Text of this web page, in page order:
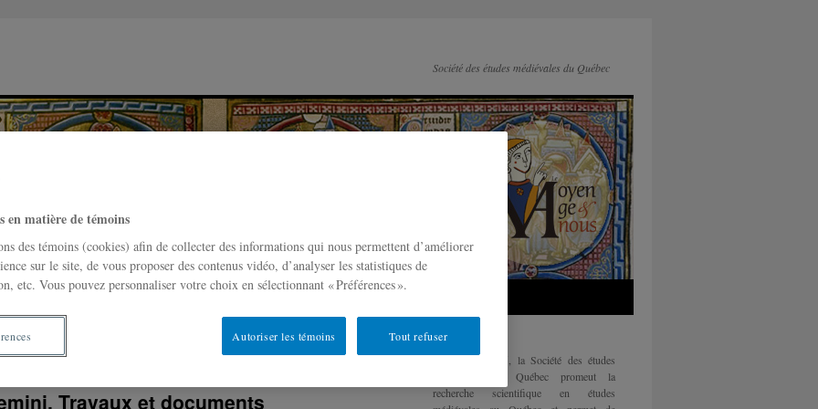
Société des études médiévales du Québec
Disputatio Devenir membre
Travaux et documents
Fondée en 1985, la Société des études
médiévales du Québec promeut la
recherche scientifique en études
en matière de témoins
des témoins (cookies) afin de collecter des informations qui nous permettent d’améliorer
sur le site, de vous proposer des contenus vidéo, d’analyser les statistiques de
etc. Vous pouvez personnaliser votre choix en sélectionnant « Préférences ».
Tout refuser
Autoriser les témoins